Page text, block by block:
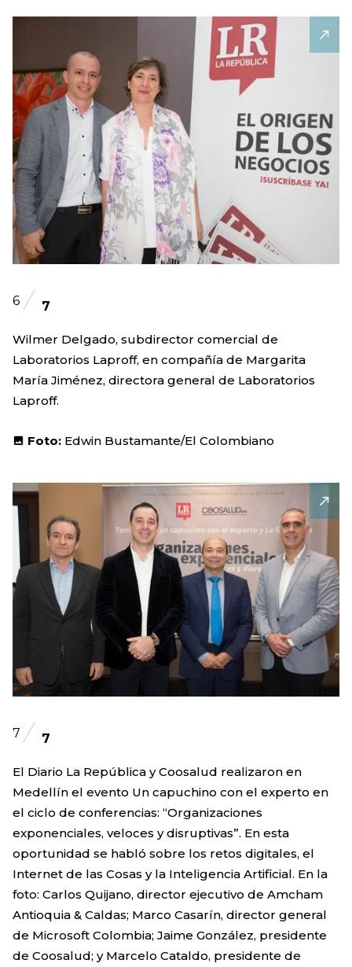
6 7
Wilmer Delgado, subdirector comercial de
Laboratorios Laproff, en compañía de Margarita
María Jiménez, directora general de Laboratorios
Laproff.
Foto: Edwin Bustamante/El Colombiano
7 7
El Diario La República y Coosalud realizaron en
Medellín el evento Un capuchino con el experto en
el ciclo de conferencias: “Organizaciones
exponenciales, veloces y disruptivas”. En esta
oportunidad se habló sobre los retos digitales, el
Internet de las Cosas y la Inteligencia Artificial. En la
foto: Carlos Quijano, director ejecutivo de Amcham
Antioquia & Caldas; Marco Casarín, director general
de Microsoft Colombia; Jaime González, presidente
de Coosalud; y Marcelo Cataldo, presidente de